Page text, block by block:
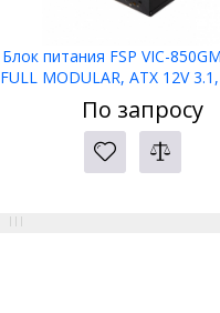
Блок питания FSP VIC-
FULL MODULAR, ATX 12V
APFC, 80 PLUS GOLD,
По запросу